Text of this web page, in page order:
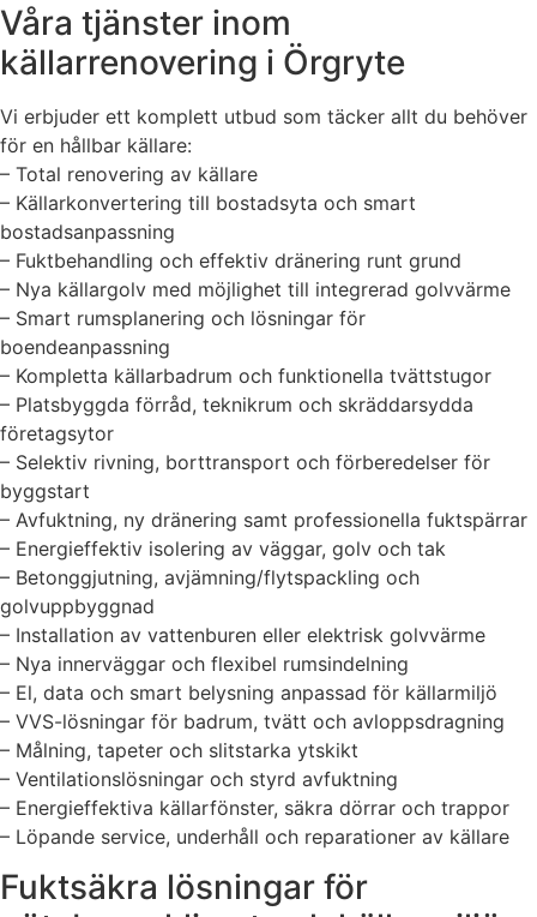
Våra tjänster inom
källarrenovering i Örgryte
Vi erbjuder ett komplett utbud som täcker allt du behöver
för en hållbar källare:
– Total renovering av källare
– Källarkonvertering till bostadsyta och smart
bostadsanpassning
– Fuktbehandling och effektiv dränering runt grund
– Nya källargolv med möjlighet till integrerad golvvärme
– Smart rumsplanering och lösningar för
boendeanpassning
– Kompletta källarbadrum och funktionella tvättstugor
– Platsbyggda förråd, teknikrum och skräddarsydda
företagsytor
– Selektiv rivning, borttransport och förberedelser för
byggstart
– Avfuktning, ny dränering samt professionella fuktspärrar
– Energieffektiv isolering av väggar, golv och tak
– Betonggjutning, avjämning/flytspackling och
golvuppbyggnad
– Installation av vattenburen eller elektrisk golvvärme
– Nya innerväggar och flexibel rumsindelning
– El, data och smart belysning anpassad för källarmiljö
– VVS-lösningar för badrum, tvätt och avloppsdragning
– Målning, tapeter och slitstarka ytskikt
– Ventilationslösningar och styrd avfuktning
– Energieffektiva källarfönster, säkra dörrar och trappor
– Löpande service, underhåll och reparationer av källare
Fuktsäkra lösningar för